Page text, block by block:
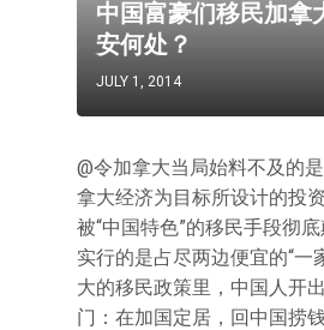
中国富豪们移民加拿
安何处？
JULY 1, 2014
@令加拿大当局始料不及的
拿大经济为目标所设计的投
被“中国特色”的移民手段彻
实行的是占尽两边便宜的“一
大的移民政策里，中国人开
门：在加国定居，回中国捞钱